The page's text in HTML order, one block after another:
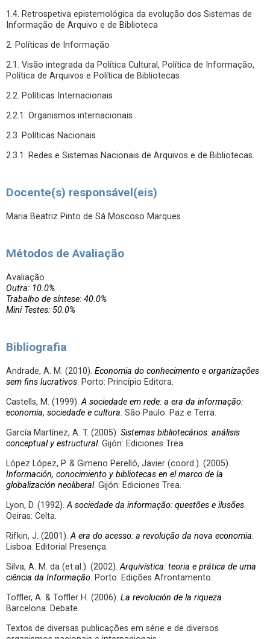
1.4. Retrospetiva epistemológica da evolução dos Sistemas de
Informação de Arquivo e de Biblioteca
2. Políticas de Informação
2.1. Visão integrada da Política Cultural, Política de Informação,
Política de Arquivos e Política de Bibliotecas
2.2. Políticas Internacionais
2.2.1. Organismos internacionais
2.3. Políticas Nacionais
2.3.1. Redes e Sistemas Nacionais de Arquivos e de Bibliotecas.
Docente(s) responsável(eis)
Maria Beatriz Pinto de Sá Moscoso Marques
Métodos de Avaliação
Avaliação
Outra: 10.0%
Trabalho de síntese: 40.0%
Mini Testes: 50.0%
Bibliografia
Andrade, A. M. (2010). Economia do conhecimento e organizações
sem fins lucrativos. Porto: Princípio Editora.
Castells, M. (1999).A sociedade em rede: a era da informação:
economia, sociedade e cultura. São Paulo: Paz e Terra.
García Martínez, A. T. (2005). Sistemas bibliotecários: análisis
conceptual y estructural. Gijón: Ediciones Trea.
López López, P. & Gimeno Perelló, Javier (coord.). (2005).
Información, conocimiento y bibliotecas en el marco de la
globalización neoliberal. Gijón: Ediciones Trea.
Lyon, D. (1992).A sociedade da informação: questões e ilusões.
Oeiras: Celta.
Rifkin, J. (2001).A era do acesso: a revolução da nova economia.
Lisboa: Editorial Presença.
Silva, A. M. da (et.al.). (2002).Arquivística: teoria e prática de uma
ciência da Informação. Porto: Edições Afrontamento.
Toffler, A. & Toffler H. (2006). La revolución de la riqueza.
Barcelona: Debate.
Textos de diversas publicações em série e de diversos